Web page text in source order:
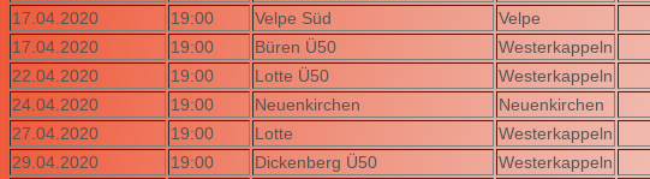
17.04.2020
19:00 Velpe Süd Velpe
17.04.2020
19:00 Büren Ü50 Westerkappeln
22.04.2020
19:00 Lotte Ü50 Westerkappeln
24.04.2020
19:00 Neuenkirchen Neuenkirchen
27.04.2020
19:00 Lotte
Westerkappeln
29.04.2020
19:00 Dickenberg Ü50 Westerkappeln